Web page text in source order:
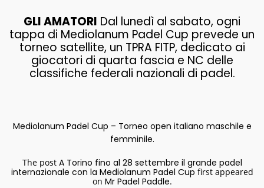
GLI AMATORI Dal lunedì al sabato, ogni
tappa di Mediolanum Padel Cup prevede un
torneo satellite, un TPRA FITP, dedicato ai
giocatori di quarta fascia e NC delle
classifiche federali nazionali di padel.
Mediolanum Padel Cup – Torneo open italiano maschile e
femminile.
The post A Torino fino al 28 settembre il grande padel
internazionale con la Mediolanum Padel Cup first appeared
on Mr Padel Paddle.